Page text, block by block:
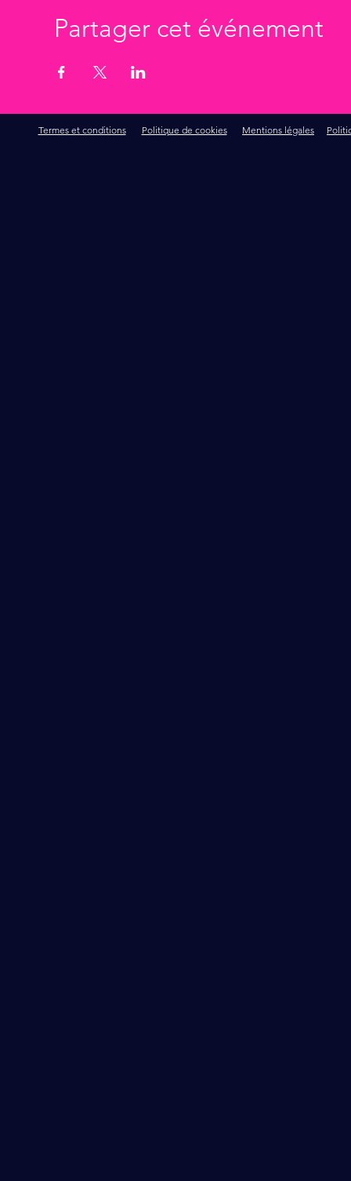
Partager cet événement
Termes et conditions Politique de cookies Mentions légales